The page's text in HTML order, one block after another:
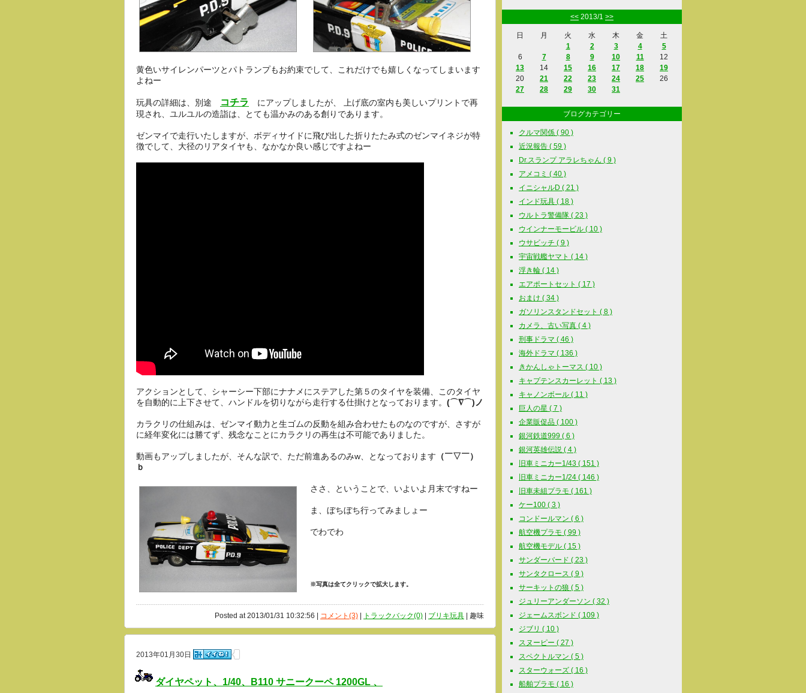
黄色いサイレンパーツとパトランプもお約束でして、これだけでも嬉しくなってしまいます
よねー
玩具の詳細は、別途 コチラ
にアップしましたが、 上げ底の室内も美しいプリントで再
現され、ユルユルの造詣は、とても温かみのある創りであります。
ゼンマイで走行いたしますが、ボディサイドに飛び出した折りたたみ式のゼンマイネジが特
徴でして、大径のリアタイヤも、なかなか良い感じですよねー
アクションとして、シャーシー下部にナナメにステアした第５のタイヤを装備、このタイヤ
を自動的に上下させて、ハンドルを切りながら走行する仕掛けとなっております。 (⌒∇⌒)ノ
カラクリの仕組みは、ゼンマイ動力と生ゴムの反動を組み合わせたものなのですが、さすが
に経年変化には勝てず、残念なことにカラクリの再生は不可能でありました。
動画もアップしましたが、そんな訳で、ただ前進あるのみw、となっております （￣▽￣）
ｂ
ささ、ということで、いよいよ月末ですねー
ま、ぼちぼち行ってみましょー
でわでわ
※写真は全てクリックで拡大します。
Posted at 2013/01/31 10:32:56 | コメント(3) トラックバック(0) ブリキ玩具 | 趣味
2013年01月30日
ダイヤペット、1/40、B110 サニークーペ 1200GL 、
<< 2013/1 >>
日 月 火 水 木 金
土
1
2 3 4
5
6
7 8 9 10 11
12
13
14 15 16 17 18
19
20
21 22 23 24 25
26
27
28 29 30 31
ブログカテゴリー
クルマ関係 ( 90 )
近況報告 ( 59 )
Dr.スランプ アラレちゃん ( 9 )
アメコミ ( 40 )
イニシャルD ( 21 )
インド玩具 ( 18 )
ウルトラ警備隊 ( 23 )
ウインナーモービル ( 10 )
ウサビッチ ( 9 )
宇宙戦艦ヤマト ( 14 )
浮き輪 ( 14 )
エアポートセット ( 17 )
おまけ ( 34 )
ガソリンスタンドセット ( 8 )
カメラ、古い写真 ( 4 )
刑事ドラマ ( 46 )
海外ドラマ ( 136 )
きかんしゃトーマス ( 10 )
キャプテンスカーレット ( 13 )
キャノンボール ( 11 )
巨人の星 ( 7 )
企業販促品 ( 100 )
銀河鉄道999 ( 6 )
銀河英雄伝説 ( 4 )
旧車ミニカー1/43 ( 151 )
旧車ミニカー1/24 ( 146 )
旧車未組プラモ ( 161 )
ケー100 ( 3 )
コンドールマン ( 6 )
航空機プラモ ( 99 )
航空機モデル ( 15 )
サンダーバード ( 23 )
サンタクロース ( 9 )
サーキットの狼 ( 5 )
ジュリーアンダーソン ( 32 )
ジェームスボンド ( 109 )
ジブリ ( 10 )
スヌーピー ( 27 )
スペクトルマン ( 5 )
スターウォーズ ( 16 )
船舶プラモ ( 16 )